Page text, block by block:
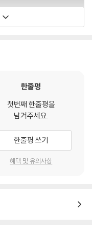
한줄평
첫번째 한줄평을
남겨주세요.
한줄평 쓰기
혜택 및 유의사항